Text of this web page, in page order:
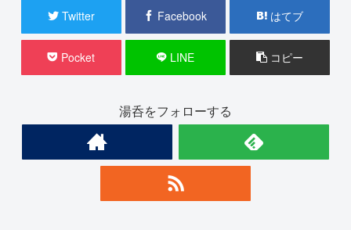
Twitter Facebook はてブ
Pocket LINE コピー
湯呑をフォローする